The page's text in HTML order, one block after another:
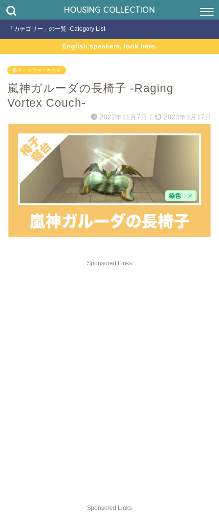
HOUSING COLLECTION
「カテゴリー」の一覧 -Category List-
English speakers, look here.
椅子・ソファ・カウチ
嵐神ガルーダの長椅子 -Raging
Vortex Couch-
2022年11月7日 / 2023年3月17日
Sponsored Links
Sponsored Links